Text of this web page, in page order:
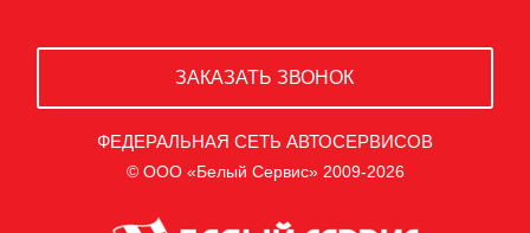
ЗАКАЗАТЬ ЗВОНОК
ФЕДЕРАЛЬНАЯ СЕТЬ АВТОСЕРВИСОВ
© ООО «Белый Сервис» 2009-2026